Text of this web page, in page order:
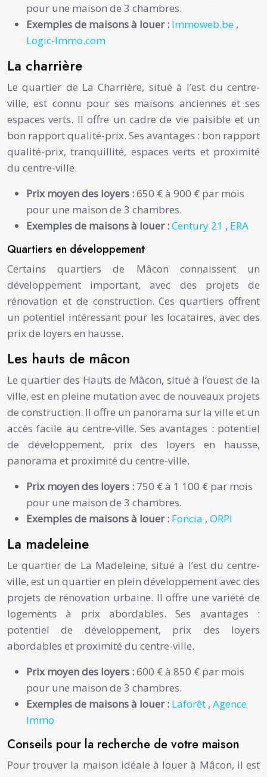
pour une maison de 3 chambres.
Exemples de maisons à louer : Immoweb.be ,
Logic-Immo.com
La charrière
Le quartier de La Charrière, situé à l’est du centre-
ville, est connu pour ses maisons anciennes et ses
espaces verts. Il offre un cadre de vie paisible et un
bon rapport qualité-prix. Ses avantages : bon rapport
qualité-prix, tranquillité, espaces verts et proximité
du centre-ville.
Prix moyen des loyers :650 € à 900 € par mois
pour une maison de 3 chambres.
Exemples de maisons à louer :Century 21 , ERA
Quartiers en développement
Certains quartiers de Mâcon connaissent un
développement important, avec des projets de
rénovation et de construction. Ces quartiers offrent
un potentiel intéressant pour les locataires, avec des
prix de loyers en hausse.
Les hauts de mâcon
Le quartier des Hauts de Mâcon, situé à l’ouest de la
ville, est en pleine mutation avec de nouveaux projets
de construction. Il offre un panorama sur la ville et un
accès facile au centre-ville. Ses avantages : potentiel
de développement, prix des loyers en hausse,
panorama et proximité du centre-ville.
Prix moyen des loyers : 750 € à 1 100 € par mois
pour une maison de 3 chambres.
Exemples de maisons à louer : Foncia , ORPI
La madeleine
Le quartier de La Madeleine, situé à l’est du centre-
ville, est un quartier en plein développement avec des
projets de rénovation urbaine. Il offre une variété de
logements à prix abordables. Ses avantages :
potentiel de développement, prix des loyers
abordables et proximité du centre-ville.
Prix moyen des loyers :600 € à 850 € par mois
pour une maison de 3 chambres.
Exemples de maisons à louer : Laforêt , Agence
Immo
Conseils pour la recherche de votre maison
Pour trouver la maison idéale à louer à Mâcon, il est